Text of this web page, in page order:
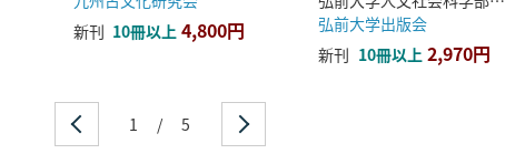
新刊 10冊以上 4,800円
弘前大学出版会
新刊 10冊以上 2,970円
1 / 5